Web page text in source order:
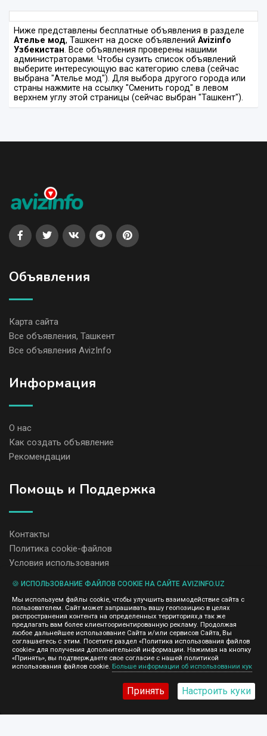
Ниже представлены бесплатные объявления в разделе
Ателье мод, Ташкент на доске объявлений Avizinfo
Узбекистан. Все объявления проверены нашими
администраторами. Чтобы сузить список объявлений
выберите интересующую вас категорию слева (сейчас
выбрана "Ателье мод"). Для выбора другого города или
страны нажмите на ссылку "Сменить город" в левом
верхнем углу этой страницы (сейчас выбран "Ташкент").
Объявления
Карта сайта
Все объявления, Ташкент
Все объявления AvizInfo
Информация
О нас
Как создать объявление
Рекомендации
Помощь и Поддержка
Контакты
Политика cookie-файлов
Условия использования
содержание размещенных объявлений.
Мы ценим конфиденциальность наших пользователей. Мы не
передаем и не продаем личную информацию зарегистрированных
пользователей AvizInfo.uz третьим лицам. Мы не отвечаем за
правила конфиденциальности сайтов на которые ссылается
AvizInfo.uz. На некоторых страницах нашего сайта представлена
реклама Google Adsense Advertising Network. Чтобы узнать
подробней о правилах конфиденциальности Googleнажмите тут
🍪 ИСПОЛЬЗОВАНИЕ ФАЙЛОВ COOKIE НА САЙТЕ AVIZINFO.UZ
Мы используем файлы cookie, чтобы улучшить взаимодействие сайта с
пользователем. Сайт может запрашивать вашу геопозицию в целях
распространения контента на определенных территориях,а так же
предлагать вам более клиентоориентированную рекламу. Продолжая
любое дальнейшее использование Сайта и/или сервисов Сайта, Вы
соглашаетесь с этим. Посетите раздел «Политика использования файлов
cookie» для получения дополнительной информации. Нажимая на кнопку
«Принять», вы подтверждаете свое согласие с нашей политикой
использования файлов cookie. Больше информации об использовании кук
Принять Настроить куки